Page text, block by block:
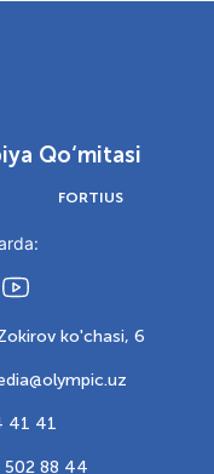
Qo‘mitasi
FORTIUS
ko'chasi, 6
41 41
502 88 44